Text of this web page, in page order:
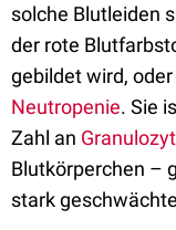
solche Blutleiden
der rote
gebildet wird,
Neutropenie. Sie
Zahl an
Blutkörperchen –
stark